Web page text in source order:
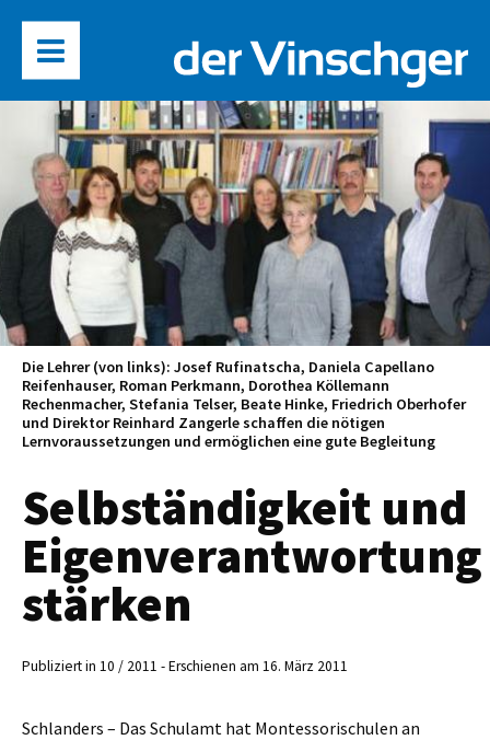
Die Lehrer (von links): Josef Rufinatscha, Daniela Capellano
Reifenhauser, Roman Perkmann, Dorothea Köllemann
Rechenmacher, Stefania Telser, Beate Hinke, Friedrich Oberhofer
und Direktor Reinhard Zangerle schaffen die nötigen
Lernvoraussetzungen und ermöglichen eine gute Begleitung
Selbständigkeit und
Eigenverantwortung
stärken
Publiziert in 10 / 2011 - Erschienen am 16. März 2011
Schlanders – Das Schulamt hat Montessori­schulen an